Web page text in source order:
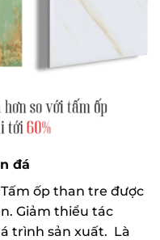
đá
ốp than tre được
Giảm thiểu tác
trình sản xuất. Là